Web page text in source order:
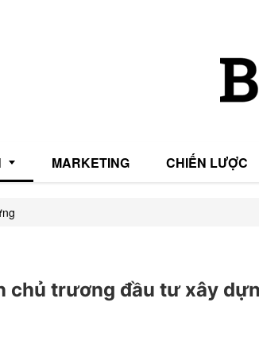
MARKETING CHIẾN LƯỢC
chủ trương đầu tư xây